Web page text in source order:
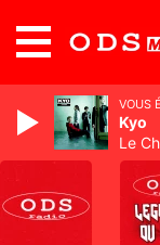
VOUS
Kyo
Le